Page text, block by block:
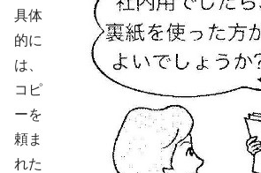
具体
的に
は、
コピ
ーを
頼ま
れた